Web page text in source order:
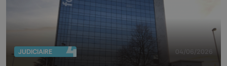
JUDICIAIRE 04/06/2026